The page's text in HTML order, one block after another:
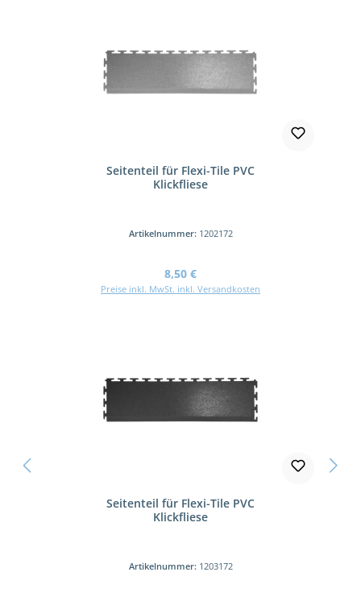
Seitenteil für Flexi-Tile PVC
Klickfliese
Artikelnummer: 1202172
Regulärer Preis:
8,50 €
Preise inkl. MwSt. inkl. Versandkosten
Seitenteil für Flexi-Tile PVC
Klickfliese
Artikelnummer: 1203172